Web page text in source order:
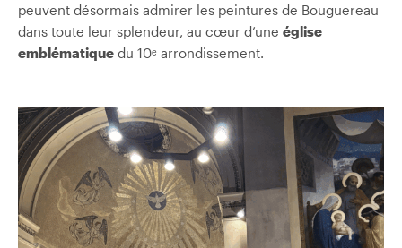
peuvent désormais admirer les peintures de Bouguereau
dans toute leur splendeur, au cœur d’une église
emblématique du 10ᵉ arrondissement.